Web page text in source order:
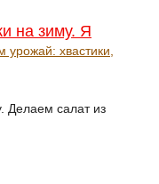
на зиму. Я
урожай: хвастики,
Делаем салат из